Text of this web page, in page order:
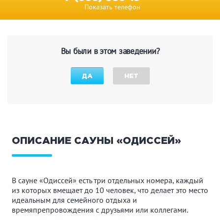
Показать телефон
ОПИСАНИЕ САУНЫ «ОДИССЕЙ»
В сауне «Одиссей» есть три отдельных номера, каждый
из которых вмещает до 10 человек, что делает это место
идеальным для семейного отдыха и
времяпрепровождения с друзьями или коллегами.
Вы были в этом заведении?
ДА НЕТ